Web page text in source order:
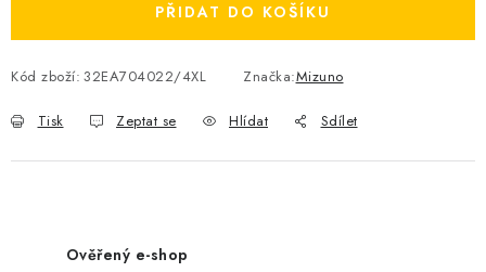
Jak vyměnit nebo vrátit zboží
Jak reklamovat
Ochrana osobních údajů
Zásady používání souborů cookies
Kontakt
PŘIDAT DO KOŠÍKU
Kód zboží: 32EA704022/4XL Značka:Mizuno
Tisk Zeptat se Hlídat Sdílet
Ověřený e-shop